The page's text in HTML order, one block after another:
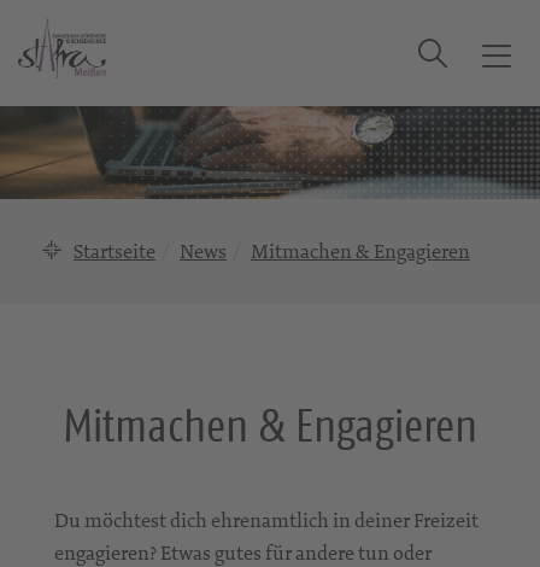
T
g
g
l
Suche
Startseite News Mitmachen & Engagieren
Mitmachen & Engagieren
Du möchtest dich ehrenamtlich in deiner Freizeit
engagieren? Etwas gutes für andere tun oder